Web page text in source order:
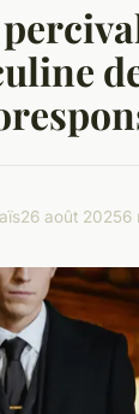
26 août 20256